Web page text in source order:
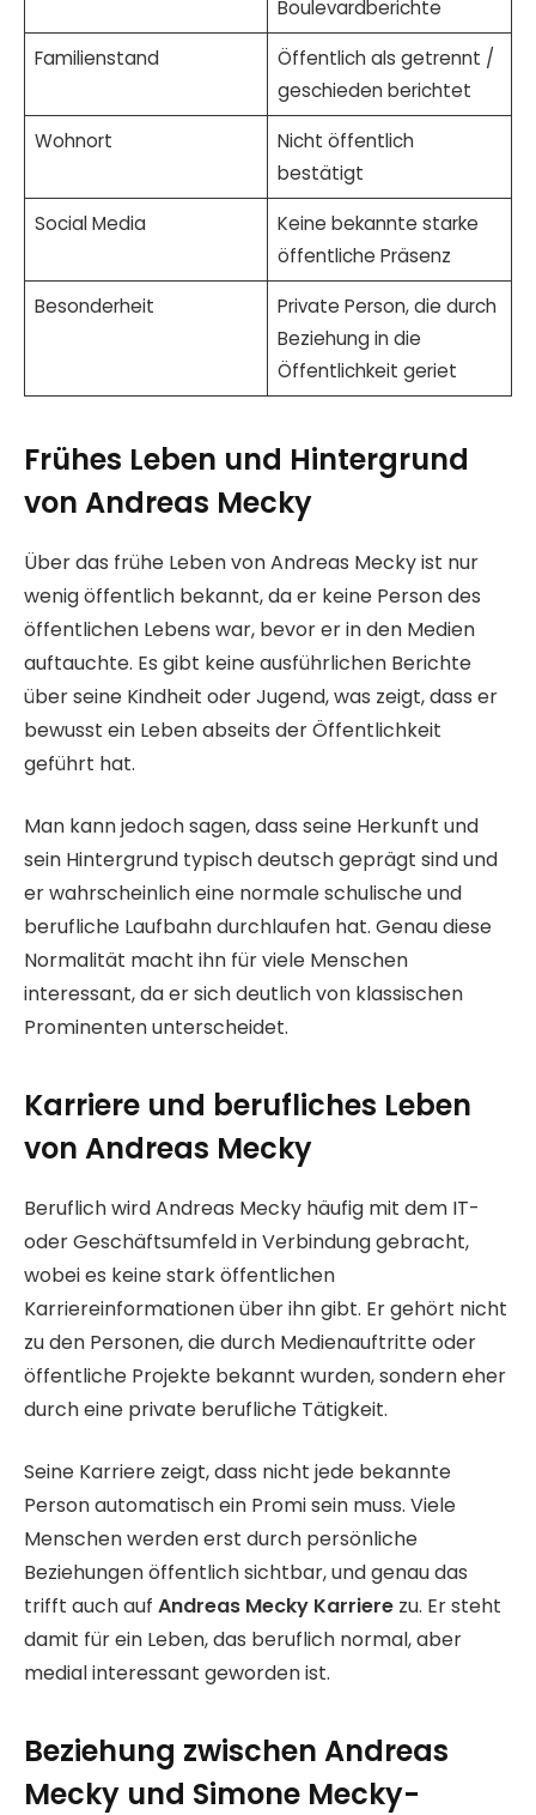
Boulevardberichte
Familienstand
Öffentlich als getrennt /
geschieden berichtet
Wohnort
Nicht öffentlich
bestätigt
Social Media
Keine bekannte starke
öffentliche Präsenz
Besonderheit
Private Person, die durch
Beziehung in die
Öffentlichkeit geriet
Frühes Leben und Hintergrund
von Andreas Mecky
Über das frühe Leben von Andreas Mecky ist nur
wenig öffentlich bekannt, da er keine Person des
öffentlichen Lebens war, bevor er in den Medien
auftauchte. Es gibt keine ausführlichen Berichte
über seine Kindheit oder Jugend, was zeigt, dass er
bewusst ein Leben abseits der Öffentlichkeit
geführt hat.
Man kann jedoch sagen, dass seine Herkunft und
sein Hintergrund typisch deutsch geprägt sind und
er wahrscheinlich eine normale schulische und
berufliche Laufbahn durchlaufen hat. Genau diese
Normalität macht ihn für viele Menschen
interessant, da er sich deutlich von klassischen
Prominenten unterscheidet.
Karriere und berufliches Leben
von Andreas Mecky
Beruflich wird Andreas Mecky häufig mit dem IT-
oder Geschäftsumfeld in Verbindung gebracht,
wobei es keine stark öffentlichen
Karriereinformationen über ihn gibt. Er gehört nicht
zu den Personen, die durch Medienauftritte oder
öffentliche Projekte bekannt wurden, sondern eher
durch eine private berufliche Tätigkeit.
Seine Karriere zeigt, dass nicht jede bekannte
Person automatisch ein Promi sein muss. Viele
Menschen werden erst durch persönliche
Beziehungen öffentlich sichtbar, und genau das
trifft auch auf Andreas Mecky Karriere zu. Er steht
damit für ein Leben, das beruflich normal, aber
medial interessant geworden ist.
Beziehung zwischen Andreas
Mecky und Simone Mecky-